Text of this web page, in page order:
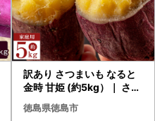
訳あり さつまいも なると
金時 甘姫 (約5kg）｜ さつ
まいも 新芋 7月下旬から順
次発送
徳島県徳島市